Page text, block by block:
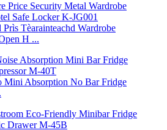
Prìs Tèarainteachd Wardrobe
H ...
Mini Absorption No Bar Fridge